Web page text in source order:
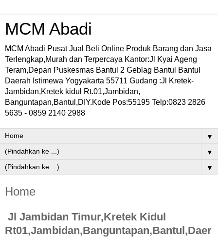
MCM Abadi
MCM Abadi Pusat Jual Beli Online Produk Barang dan Jasa
Terlengkap,Murah dan Terpercaya Kantor:Jl Kyai Ageng
Teram,Depan Puskesmas Bantul 2 Geblag Bantul Bantul
Daerah Istimewa Yogyakarta 55711 Gudang :Jl Kretek-
Jambidan,Kretek kidul Rt.01,Jambidan,
Banguntapan,Bantul,DIY.Kode Pos:55195 Telp:0823 2826
5635 - 0859 2140 2988
▼
▼
▼
Home
Jl Jambidan Timur,Kretek Kidul
Rt01,Jambidan,Banguntapan,Bantul,Daer